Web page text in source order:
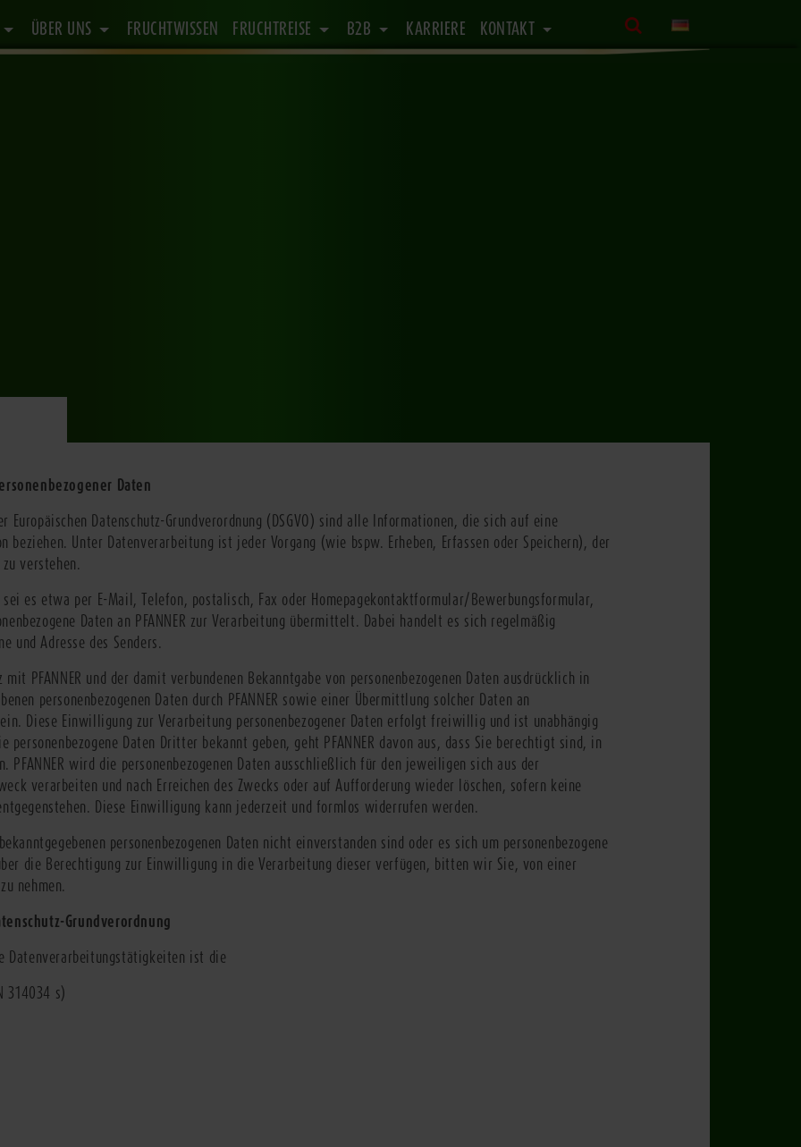
ÜBER UNS FRUCHTWISSEN FRUCHTREISE B2B KARRIERE KONTAKT
Daten
Europäischen Datenschutz-Grundverordnung (DSGVO) sind alle Informationen, die sich auf eine
Unter Datenverarbeitung ist jeder Vorgang (wie bspw. Erheben, Erfassen oder Speichern), der
verstehen.
sei es etwa per E-Mail, Telefon, postalisch, Fax oder Homepagekontaktformular/Bewerbungsformular,
Daten an PFANNER zur Verarbeitung übermittelt. Dabei handelt es sich regelmäßig
und Adresse des Senders.
PFANNER und der damit verbundenen Bekanntgabe von personenbezogenen Daten ausdrücklich in
personenbezogenen Daten durch PFANNER sowie einer Übermittlung solcher Daten an
ein. Diese Einwilligung zur Verarbeitung personenbezogener Daten erfolgt freiwillig und ist unabhängig
personenbezogene Daten Dritter bekannt geben, geht PFANNER davon aus, dass Sie berechtigt sind, in
wird die personenbezogenen Daten ausschließlich für den jeweiligen sich aus der
verarbeiten und nach Erreichen des Zwecks oder auf Aufforderung wieder löschen, sofern keine
Diese Einwilligung kann jederzeit und formlos widerrufen werden.
personenbezogenen Daten nicht einverstanden sind oder es sich um personenbezogene
die Berechtigung zur Einwilligung in die Verarbeitung dieser verfügen, bitten wir Sie, von einer
nehmen.
Grundverordnung
Datenverarbeitungstätigkeiten ist die
314034 s)